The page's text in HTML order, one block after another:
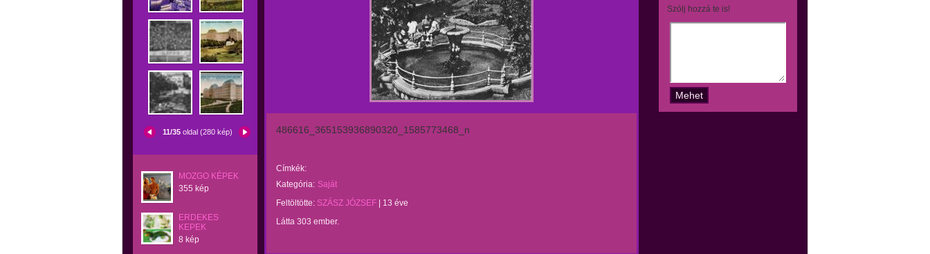
11/35oldal (280 kép)
MOZGO KÉPEK
355 kép
ERDEKES
KEPEK
8 kép
486616_365153936890320_1585773468_n
Címkék:
Kategória: Saját
Feltöltötte: SZÁSZ JÓZSEF
13 éve
Látta 303 ember.
Szólj hozzá te is!